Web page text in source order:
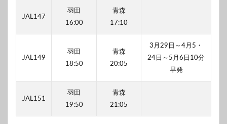
JAL147
羽田
16:00
青森
17:10
JAL149
羽田
18:50
青森
20:05
3月29日～4月5・
24日～5月6日10分
早発
JAL151
羽田
19:50
青森
21:05